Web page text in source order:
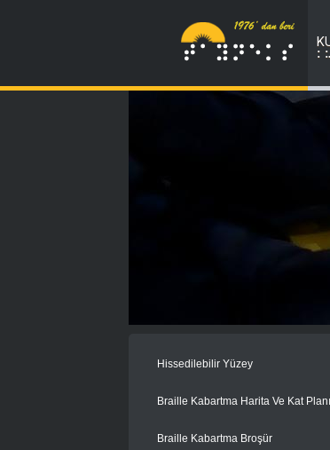
Hissedilebilir Yüzey
Braille Kabartma Harita Ve Kat Planı
Braille Kabartma Broşür